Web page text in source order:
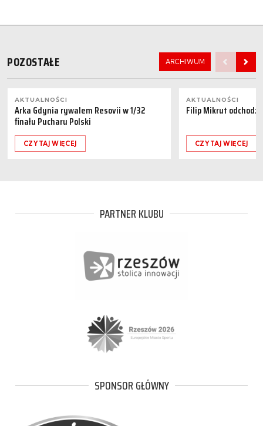
POZOSTAŁE ARCHIWUM
AKTUALNOŚCI
Arka Gdynia rywalem Resovii w 1/32
finału Pucharu Polski
CZYTAJ WIĘCEJ
AKTUALNOŚCI
Filip Mikrut
CZYTAJ WIĘCEJ
PARTNER KLUBU
SPONSOR GŁÓWNY